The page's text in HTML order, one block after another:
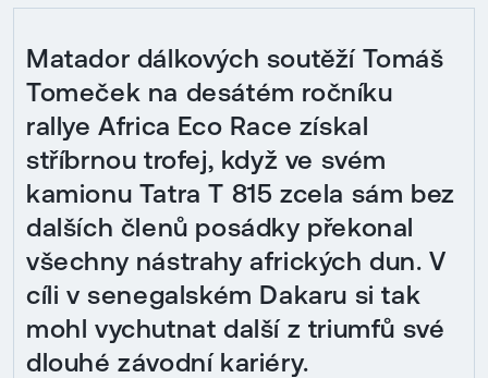
Matador dálkových soutěží Tomáš
Tomeček na desátém ročníku
rallye Africa Eco Race získal
stříbrnou trofej, když ve svém
kamionu Tatra T 815 zcela sám bez
dalších členů posádky překonal
všechny nástrahy afrických dun. V
cíli v senegalském Dakaru si tak
mohl vychutnat další z triumfů své
dlouhé závodní kariéry.